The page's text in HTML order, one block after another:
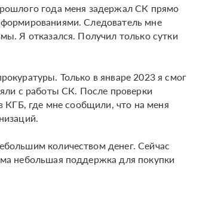
года меня задержал СК прямо
Следователь мне
Я отказался. Получил только сутки
Только в январе 2023 я смог
с работы СК. После проверки
КГБ, где мне сообщили, что на меня
количеством денег. Сейчас
небольшая поддержка для покупки